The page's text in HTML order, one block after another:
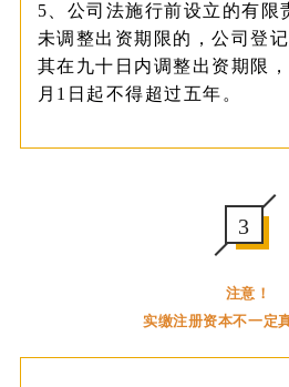
5、公司法施行前设立的有限
未调整出资期限的，公司登
其在九十日内调整出资期限
月1日起不得超过五年。
3
注意！
实缴注册资本不一定